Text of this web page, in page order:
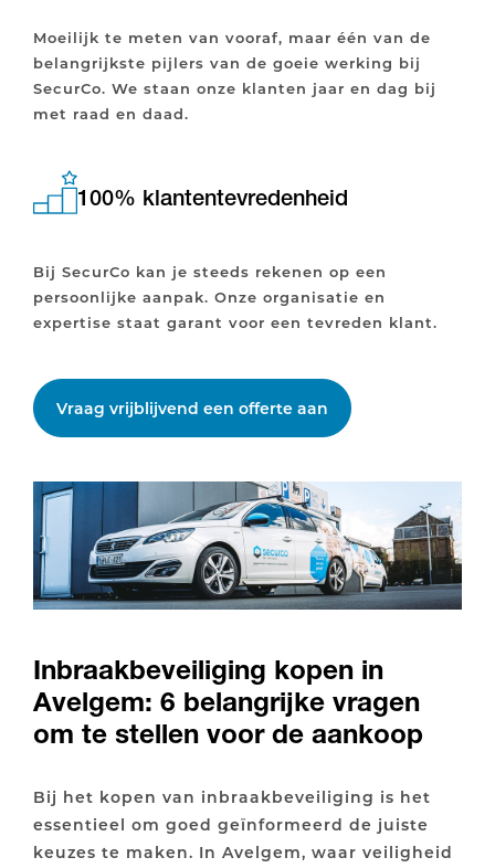
Moeilijk te meten van vooraf, maar één van de
belangrijkste pijlers van de goeie werking bij
SecurCo. We staan onze klanten jaar en dag bij
met raad en daad.
100% klantentevredenheid
Bij SecurCo kan je steeds rekenen op een
persoonlijke aanpak. Onze organisatie en
expertise staat garant voor een tevreden klant.
Vraag vrijblijvend een offerte aan
Inbraakbeveiliging kopen in
Avelgem: 6 belangrijke vragen
om te stellen voor de aankoop
Bij het kopen van inbraakbeveiliging is het
essentieel om goed geïnformeerd de juiste
keuzes te maken. In Avelgem, waar veiligheid